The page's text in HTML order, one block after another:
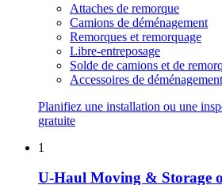
Attaches de remorque
Camions de déménagement
Remorques et remorquage
Libre-entreposage
Solde de camions et de
Accessoires de déménagement
Planifiez une installation ou une
gratuite
1
U-Haul Moving & Storage